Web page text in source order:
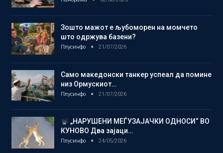
Зошто мажот е љубоморен на момчето
што одржува базени?
Плусинфо 21/07/2026
Само македонски танкер успеал да помине
низ Ормускиот…
Плусинфо 21/07/2026
„НАРУШЕНИ МЕЃУЗАЈАЧКИ ОДНОСИ“ ВО
КУНОВО Два зајаци…
Плусинфо 24/05/2026